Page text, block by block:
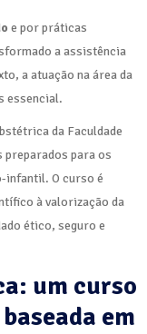
e por práticas
a assistência
a atuação na área da
essencial.
da Faculdade
para os
infantil. O curso é
à valorização da
ético, seguro e
um curso
em